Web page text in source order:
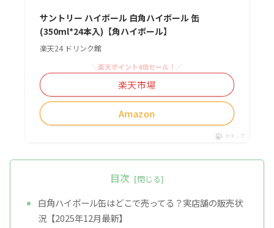
サントリー ハイボール 白角ハイボール 缶
(350ml*24本入)【角ハイボール】
楽天24 ドリンク館
Amazon
＼楽天ポイント4倍セール！／
楽天市場
ポチップ
目次
白角ハイボール缶はどこで売ってる？実店舗の販売状
況【2025年12月最新】